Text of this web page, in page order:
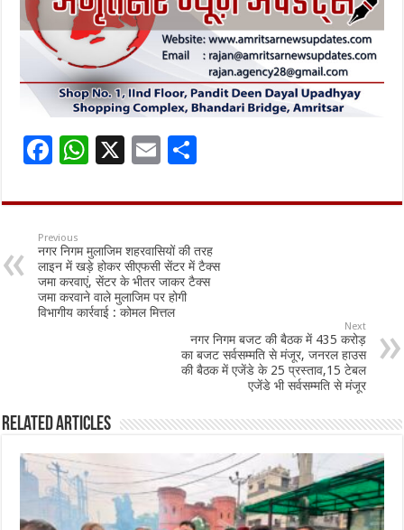
F
e
b
o
o
k
W
at
sA
p
p
X
E
ai
l
ar
Previous
नगर निगम मुलाजिम शहरवासियों की तरह
लाइन में खड़े होकर सीएफसी सेंटर में टैक्स
जमा करवाएं, सेंटर के भीतर जाकर टैक्स
जमा करवाने वाले मुलाजिम पर होगी
विभागीय कार्रवाई : कोमल मित्तल
Next
नगर निगम बजट की बैठक में 435 करोड़
का बजट सर्वसम्मति से मंजूर, जनरल हाउस
की बैठक में एजेंडे के 25 प्रस्ताव,15 टेबल
एजेंडे भी सर्वसम्मति से मंजूर
Related Articles